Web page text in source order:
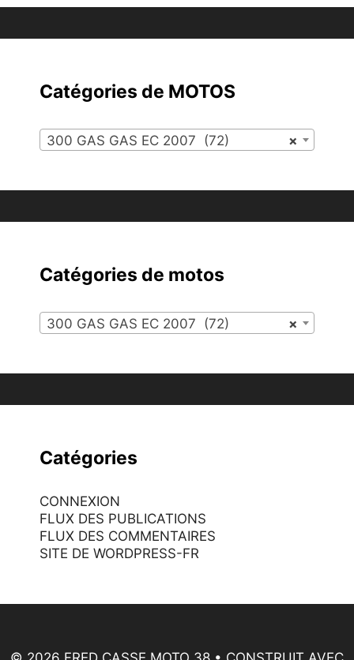
Catégories de MOTOS
×
300 GAS GAS EC 2007 (72)
Catégories de motos
×
300 GAS GAS EC 2007 (72)
Catégories
CONNEXION
FLUX DES PUBLICATIONS
FLUX DES COMMENTAIRES
SITE DE WORDPRESS-FR